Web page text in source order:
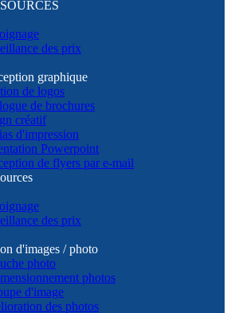
des prix
graphique
de logos
de brochures
créatif
d'impression
Powerpoint
de flyers par e-mail
des prix
d'images / photo
photo
photos
d'image
des photos